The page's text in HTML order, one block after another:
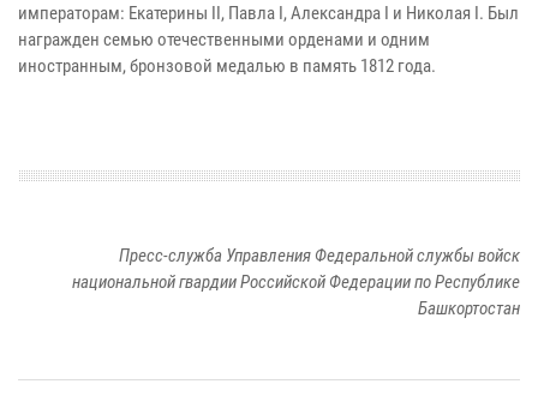
императорам: Екатерины II, Павла I, Александра I и Николая I. Был
награжден семью отечественными орденами и одним
иностранным, бронзовой медалью в память 1812 года.
Пресс-служба Управления Федеральной службы войск
национальной гвардии Российской Федерации по Республике
Башкортостан